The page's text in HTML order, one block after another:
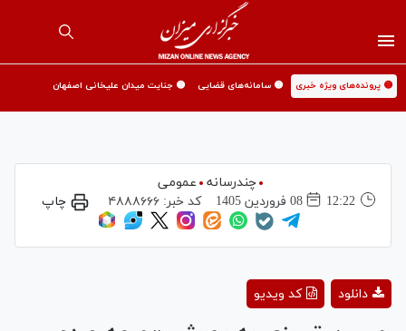
🟡 پرونده‌های ویژه خبری 🟡 سامانه‌های قضایی 🟡 جنایت میدان علیخانی اصفهان
چندرسانه
عمومی
12:22
08 فروردين 1405 کد خبر: ۴۸۸۸۶۶۶ چاپ
Video
کد ویدیو دانلود